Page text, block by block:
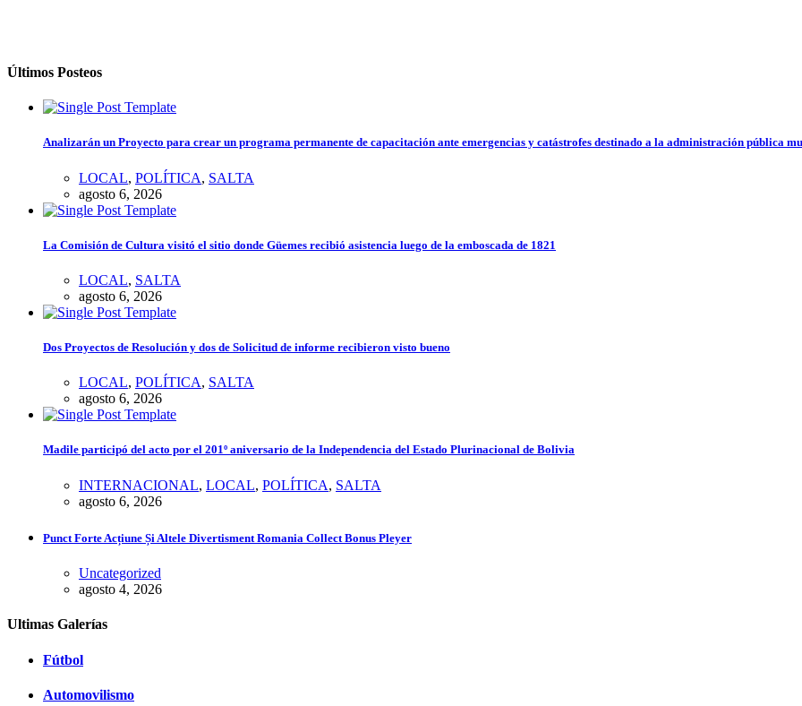
Últimos Posteos
Analizarán un Proyecto para crear un programa permanente de capacitación ante emergencias y catástrofes destinado a la administración pública
LOCAL, POLÍTICA, SALTA
agosto 6, 2026
La Comisión de Cultura visitó el sitio donde Güemes recibió asistencia luego de la emboscada de 1821
LOCAL, SALTA
agosto 6, 2026
Dos Proyectos de Resolución y dos de Solicitud de informe recibieron visto bueno
LOCAL, POLÍTICA, SALTA
agosto 6, 2026
Madile participó del acto por el 201º aniversario de la Independencia del Estado Plurinacional de Bolivia
INTERNACIONAL, LOCAL, POLÍTICA, SALTA
agosto 6, 2026
Punct Forte Acțiune Și Altele Divertisment Romania Collect Bonus Pleyer
Uncategorized
agosto 4, 2026
Ultimas Galerías
Fútbol
Automovilismo